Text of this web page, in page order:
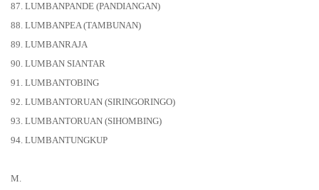
87. LUMBANPANDE (PANDIANGAN)
88. LUMBANPEA (TAMBUNAN)
89. LUMBANRAJA
90. LUMBAN SIANTAR
91. LUMBANTOBING
92. LUMBANTORUAN (SIRINGORINGO)
93. LUMBANTORUAN (SIHOMBING)
94. LUMBANTUNGKUP
M.